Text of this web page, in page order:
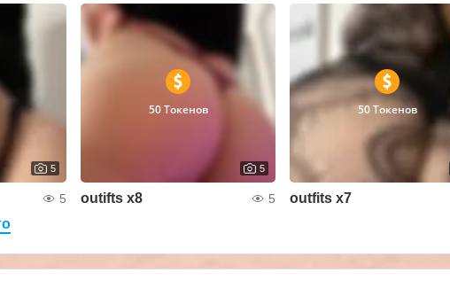
5
5
50 Токенов
5
outifts x8 5
50 Токенов
outfits x7